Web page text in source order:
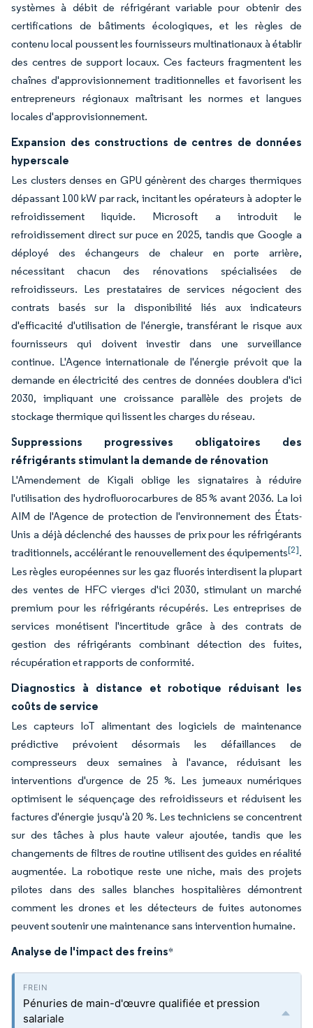
systèmes à débit de réfrigérant variable pour obtenir des
certifications de bâtiments écologiques, et les règles de
contenu local poussent les fournisseurs multinationaux à établir
des centres de support locaux. Ces facteurs fragmentent les
chaînes d'approvisionnement traditionnelles et favorisent les
entrepreneurs régionaux maîtrisant les normes et langues
locales d'approvisionnement.
Expansion des constructions de centres de données
hyperscale
Les clusters denses en GPU génèrent des charges thermiques
dépassant 100 kW par rack, incitant les opérateurs à adopter le
refroidissement liquide. Microsoft a introduit le
refroidissement direct sur puce en 2025, tandis que Google a
déployé des échangeurs de chaleur en porte arrière,
nécessitant chacun des rénovations spécialisées de
refroidisseurs. Les prestataires de services négocient des
contrats basés sur la disponibilité liés aux indicateurs
d'efficacité d'utilisation de l'énergie, transférant le risque aux
fournisseurs qui doivent investir dans une surveillance
continue. L'Agence internationale de l'énergie prévoit que la
demande en électricité des centres de données doublera d'ici
2030, impliquant une croissance parallèle des projets de
stockage thermique qui lissent les charges du réseau.
Suppressions progressives obligatoires des
réfrigérants stimulant la demande de rénovation
L'Amendement de Kigali oblige les signataires à réduire
l'utilisation des hydrofluorocarbures de 85 % avant 2036. La loi
AIM de l'Agence de protection de l'environnement des États-
Unis a déjà déclenché des hausses de prix pour les réfrigérants
traditionnels, accélérant le renouvellement des équipements[2].
Les règles européennes sur les gaz fluorés interdisent la plupart
des ventes de HFC vierges d'ici 2030, stimulant un marché
premium pour les réfrigérants récupérés. Les entreprises de
services monétisent l'incertitude grâce à des contrats de
gestion des réfrigérants combinant détection des fuites,
récupération et rapports de conformité.
Diagnostics à distance et robotique réduisant les
coûts de service
Les capteurs IoT alimentant des logiciels de maintenance
prédictive prévoient désormais les défaillances de
compresseurs deux semaines à l'avance, réduisant les
interventions d'urgence de 25 %. Les jumeaux numériques
optimisent le séquençage des refroidisseurs et réduisent les
factures d'énergie jusqu'à 20 %. Les techniciens se concentrent
sur des tâches à plus haute valeur ajoutée, tandis que les
changements de filtres de routine utilisent des guides en réalité
augmentée. La robotique reste une niche, mais des projets
pilotes dans des salles blanches hospitalières démontrent
comment les drones et les détecteurs de fuites autonomes
peuvent soutenir une maintenance sans intervention humaine.
Analyse de l'impact des freins*
Pénuries de main-d'œuvre qualifiée et pression
salariale